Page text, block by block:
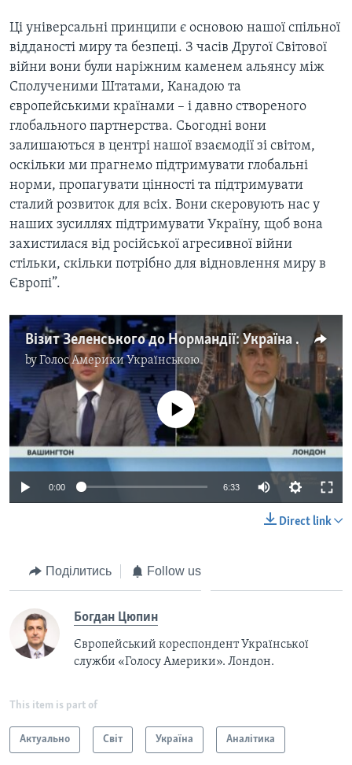
Ці універсальні принципи є основою нашої спільної
відданості миру та безпеці. З часів Другої Світової
війни вони були наріжним каменем альянсу між
Сполученими Штатами, Канадою та
європейськими країнами – і давно створеного
глобального партнерства. Сьогодні вони
залишаються в центрі нашої взаємодії зі світом,
оскільки ми прагнемо підтримувати глобальні
норми, пропагувати цінності та підтримувати
сталий розвиток для всіх. Вони скеровують нас у
наших зусиллях підтримувати Україну, щоб вона
захистилася від російської агресивної війни
стільки, скільки потрібно для відновлення миру в
Європі”.
Візит Зеленського до Нормандії: Україна – в центрі уваги. Відео
byГолос Америки Українською
No media source currently available
0:00 6:33
Direct link
Поділитись Follow us
Богдан Цюпин
Європейський кореспондент Української
служби «Голосу Америки». Лондон.
This item is part of
Актуально Світ Україна Аналітика